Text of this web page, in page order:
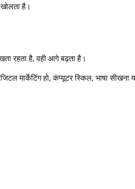
है।
रहता है, वही आगे बढ़ता है।
मार्केटिंग हो, कंप्यूटर स्किल, भाषा सीखना